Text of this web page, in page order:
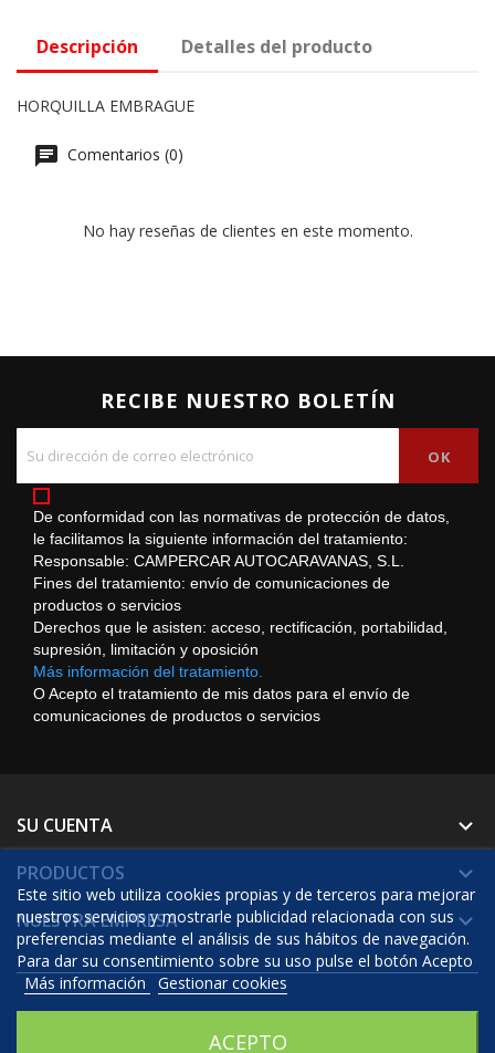
Descripción Detalles del producto
HORQUILLA EMBRAGUE
Comentarios (0)
No hay reseñas de clientes en este momento.
RECIBE NUESTRO BOLETÍN
De conformidad con las normativas de protección de datos,
le facilitamos la siguiente información del tratamiento:
Responsable: CAMPERCAR AUTOCARAVANAS, S.L.
Fines del tratamiento: envío de comunicaciones de
productos o servicios
Derechos que le asisten: acceso, rectificación, portabilidad,
supresión, limitación y oposición
Más información del tratamiento.
O Acepto el tratamiento de mis datos para el envío de
comunicaciones de productos o servicios
SU CUENTA 
PRODUCTOS 
NUESTRA EMPRESA 
Este sitio web utiliza cookies propias y de terceros para mejorar
nuestros servicios y mostrarle publicidad relacionada con sus
preferencias mediante el análisis de sus hábitos de navegación.
Para dar su consentimiento sobre su uso pulse el botón Acepto
Más información
Gestionar cookies
ACEPTO
© 2026 - Software Ecommerce desarrollado por Prestashop™